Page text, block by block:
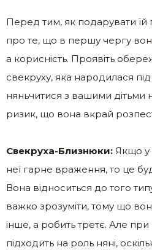
Перед тим, як подарувати
про те, що в першу чергу
а корисність. Проявіть
свекруху, яка народилася
няньчитися з вашими дітьми
ризик, що вона вкрай
Свекруха-Близнюки: Якщо у
неї гарне враження, то це
Вона відноситься до того
важко зрозуміти, тому що
інше, а робить третє. Але
підходить на роль няні,